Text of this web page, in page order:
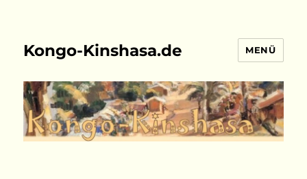
Kongo-Kinshasa.de MENÜ